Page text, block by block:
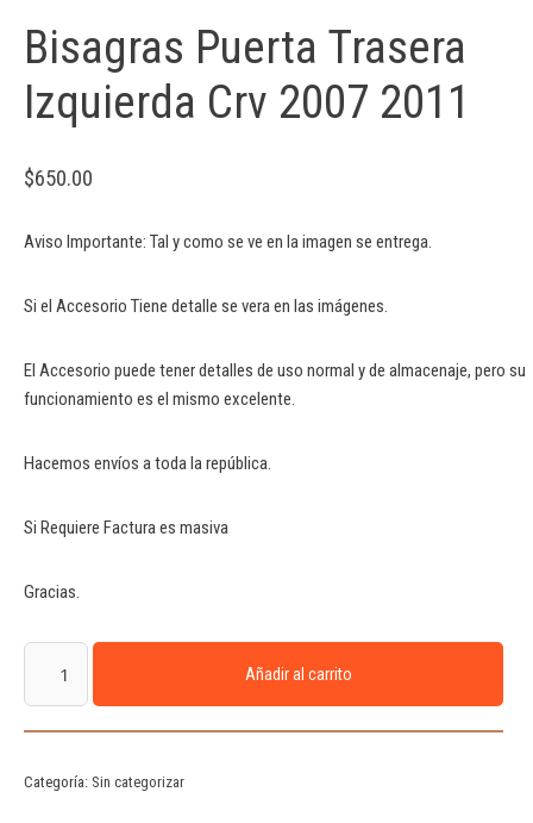
Bisagras Puerta Trasera
Izquierda Crv 2007 2011
$650.00
Aviso Importante: Tal y como se ve en la imagen se entrega.
Si el Accesorio Tiene detalle se vera en las imágenes.
El Accesorio puede tener detalles de uso normal y de almacenaje, pero su
funcionamiento es el mismo excelente.
Hacemos envíos a toda la república.
Si Requiere Factura es masiva
Gracias.
Añadir al carrito
Categoría: Sin categorizar